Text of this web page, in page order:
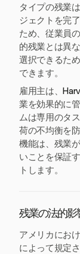
タイプの残業
ジェクトを完
ため、従業員
的残業とは異
選択できるた
できます。
雇用主は、
業を効果的に
ムは専用のタ
荷の不均衡を
機能は、残業
いことを保証
トします。
残業の法的影
アメリカにお
によって規定